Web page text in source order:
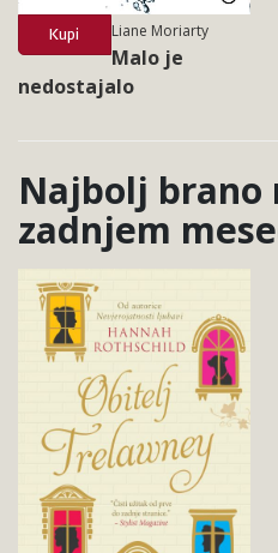
Kupi Liane Moriarty
Malo je
nedostajalo
Najbolj brano
zadnjem